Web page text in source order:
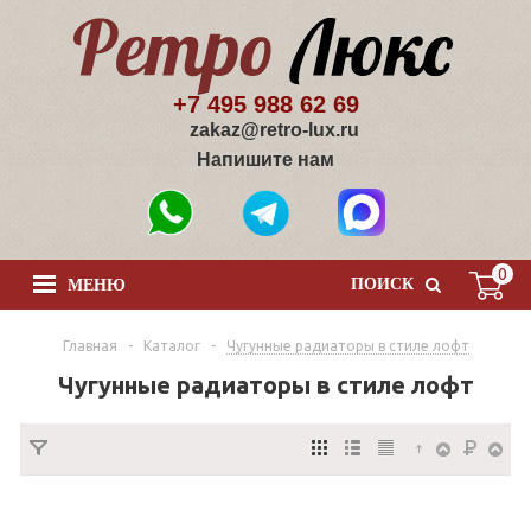
+7 495 988 62 69
zakaz@retro-lux.ru
Напишите нам
0
ПОИСК
МЕНЮ
Главная - Каталог - Чугунные радиаторы в стиле лофт
Чугунные радиаторы в стиле лофт